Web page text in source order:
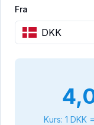
Fra
DKK
Kurs: 1 DKK =